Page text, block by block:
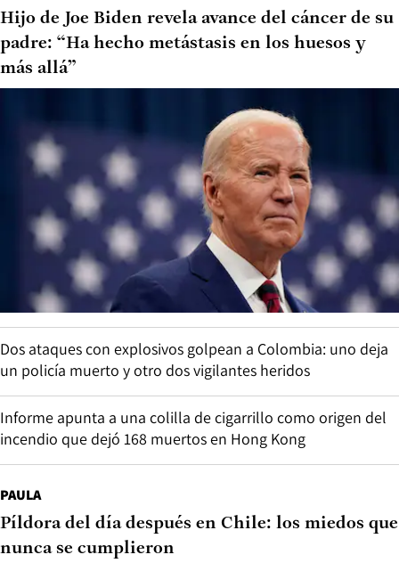
Hijo de Joe Biden revela avance del cáncer de su
padre: “Ha hecho metástasis en los huesos y
más allá”
Dos ataques con explosivos golpean a Colombia: uno deja
un policía muerto y otro dos vigilantes heridos
Informe apunta a una colilla de cigarrillo como origen del
incendio que dejó 168 muertos en Hong Kong
PAULA
Píldora del día después en Chile: los miedos que
nunca se cumplieron